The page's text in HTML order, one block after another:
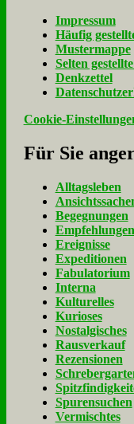
Im­pres­sum
Häu­fig
Mu­ster­map­pe
Sel­ten
Denk­zet­tel
Cookie-
Für Sie
Alltagsleben
Begegnungen
Empfehlungen
Ereignisse
Expeditionen
Fabulatorium
Interna
Kulturelles
Kurioses
Nostalgisches
Rausverkauf
Rezensionen
Spurensuchen
Vermischtes